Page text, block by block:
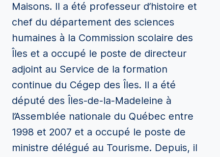
Maisons. Il a été professeur d’histoire et
chef du département des sciences
humaines à la Commission scolaire des
Îles et a occupé le poste de directeur
adjoint au Service de la formation
continue du Cégep des Îles. Il a été
député des Îles-de-la-Madeleine à
l’Assemblée nationale du Québec entre
1998 et 2007 et a occupé le poste de
ministre délégué au Tourisme. Depuis, il